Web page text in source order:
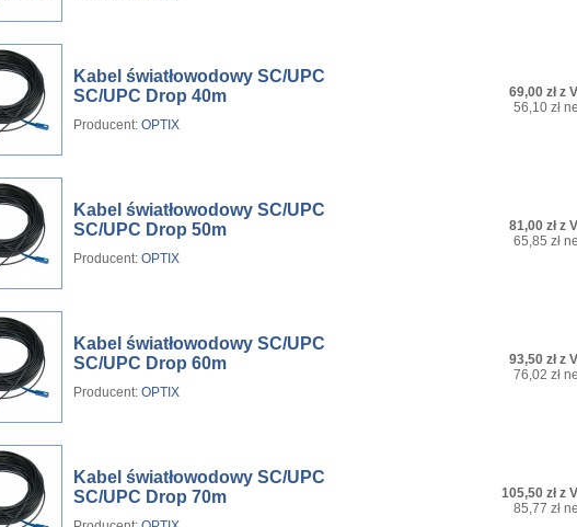
Kabel światłowodowy SC/UPC
SC/UPC Drop 40m
Producent: OPTIX
69,00 zł z
56,10 zł
Kabel światłowodowy SC/UPC
SC/UPC Drop 50m
Producent: OPTIX
81,00 zł z
65,85 zł
Kabel światłowodowy SC/UPC
SC/UPC Drop 60m
Producent: OPTIX
93,50 zł z
76,02 zł
Kabel światłowodowy SC/UPC
SC/UPC Drop 70m
105,50 zł z
85,77 zł